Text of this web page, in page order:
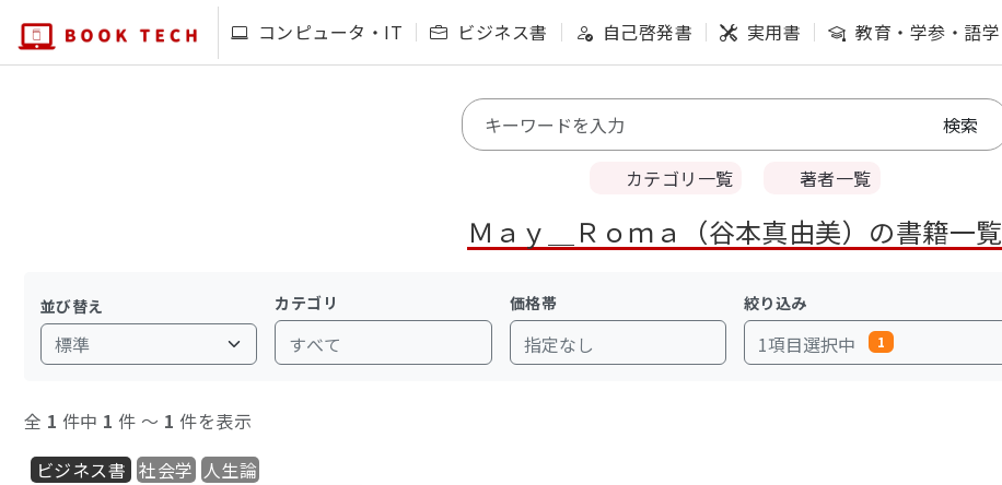
コンピュータ・IT ビジネス書 自己啓発書 実用書 教育・学参・語学
カテゴリ一覧 著者一覧
Ｍａｙ＿Ｒｏｍａ（谷本真由美）の書籍一覧
並び替え カテゴリ
すべて
価格帯
指定なし
絞り込み
1項目選択中 1
全 1 件中 1 件 〜 1 件を表示
ビジネス書 社会学 人生論